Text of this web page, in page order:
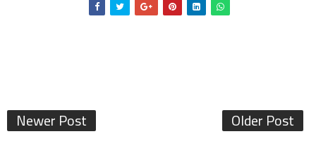
Newer Post Older Post